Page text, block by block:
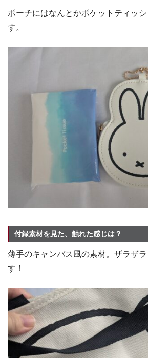
ポーチにはなんとかポケットティッ
す。
付録素材を見た、触れた感じは？
薄手のキャンバス風の素材。ザラザ
す！